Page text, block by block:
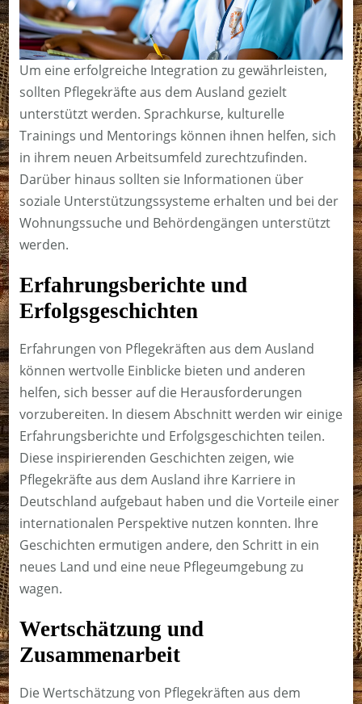
Um eine erfolgreiche Integration zu gewährleisten,
sollten Pflegekräfte aus dem Ausland gezielt
unterstützt werden. Sprachkurse, kulturelle
Trainings und Mentorings können ihnen helfen, sich
in ihrem neuen Arbeitsumfeld zurechtzufinden.
Darüber hinaus sollten sie Informationen über
soziale Unterstützungssysteme erhalten und bei der
Wohnungssuche und Behördengängen unterstützt
werden.
Erfahrungsberichte und
Erfolgsgeschichten
Erfahrungen von Pflegekräften aus dem Ausland
können wertvolle Einblicke bieten und anderen
helfen, sich besser auf die Herausforderungen
vorzubereiten. In diesem Abschnitt werden wir einige
Erfahrungsberichte und Erfolgsgeschichten teilen.
Diese inspirierenden Geschichten zeigen, wie
Pflegekräfte aus dem Ausland ihre Karriere in
Deutschland aufgebaut haben und die Vorteile einer
internationalen Perspektive nutzen konnten. Ihre
Geschichten ermutigen andere, den Schritt in ein
neues Land und eine neue Pflegeumgebung zu
wagen.
Wertschätzung und
Zusammenarbeit
Die Wertschätzung von Pflegekräften aus dem